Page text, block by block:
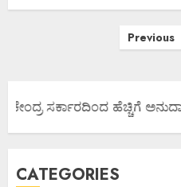
Previous
ಕೇಂದ್ರ ಸರ್ಕಾರದಿಂದ ಹೆಚ್ಚಿಗೆ
CATEGORIES